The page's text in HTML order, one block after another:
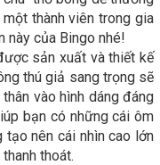
thành viên trong gia
này của Bingo nhé!
sản xuất và thiết kế
thú giả sang trọng sẽ
vào hình dáng đáng
bạn có những cái ôm
nên cái nhìn cao lớn
thoát.